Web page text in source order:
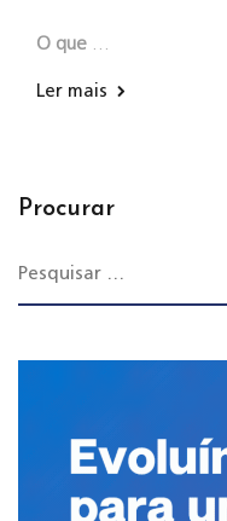
O que
Ler mais
Procurar